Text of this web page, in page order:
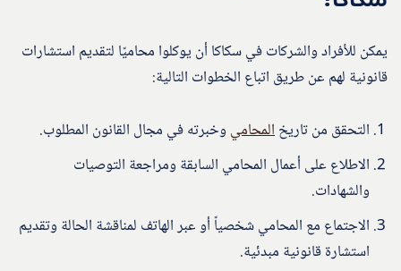
يمكن للأفراد والشركات في سكاكا أن يوكلوا محاميًا لتقديم استشارات
قانونية لهم عن طريق اتباع الخطوات التالية:
التحقق من تاريخالمحامي وخبرته في مجال القانون المطلوب.
الاطلاع على أعمال المحامي السابقة ومراجعة التوصيات
والشهادات.
الاجتماع مع المحامي شخصياً أو عبر الهاتف لمناقشة الحالة وتقديم
استشارة قانونية مبدئية.